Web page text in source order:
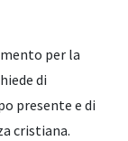
per la
di
presente e di
cristiana.